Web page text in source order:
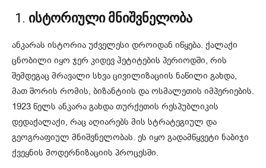
1. ისტორიული მნიშვნელობა
ანკარას ისტორია უძველესი დროიდან იწყება. ქალაქი
ცნობილი იყო ჯერ კიდევ ჰეტიტების პერიოდში, რის
შემდეგაც მრავალი სხვა ცივილიზაციის ნაწილი გახდა,
მათ შორის რომის, ბიზანტიის და ოსმალეთის იმპერიების.
1923 წელს ანკარა გახდა თურქეთის რესპუბლიკის
დედაქალაქი, რაც აღიარებს მის სტრატეგიულ და
გეოგრაფიულ მნიშვნელობას. ეს იყო გადამწყვეტი ნაბიჯი
ქვეყნის მოდერნიზაციის პროცესში.